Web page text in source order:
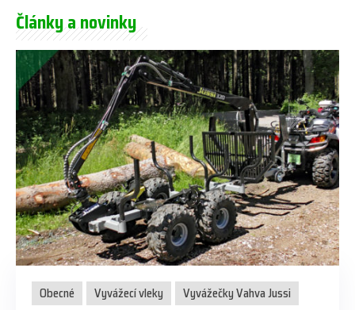
Články a novinky
Obecné Vyvážecí vleky Vyvážečky Vahva Jussi